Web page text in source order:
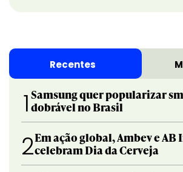
Recentes
1 Samsung quer popularizar
dobrável no Brasil
2Em ação global, Ambev e AB
celebram Dia da Cerveja